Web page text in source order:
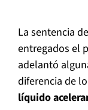
La sentencia
entregados el
adelantó
diferencia de
líquido